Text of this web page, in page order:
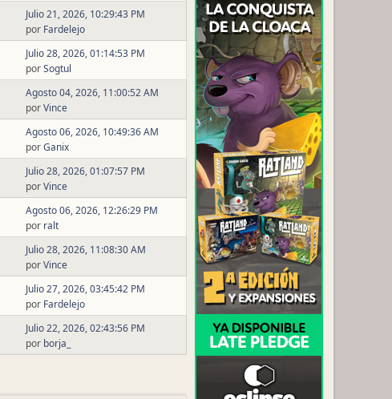
Julio 21, 2026, 10:29:43 PM
por Fardelejo
Julio 28, 2026, 01:14:53 PM
porSogtul
Agosto 04, 2026, 11:00:52 AM
porVince
Agosto 06, 2026, 10:49:36 AM
porGanix
Julio 28, 2026, 01:07:57 PM
porVince
Agosto 06, 2026, 12:26:29 PM
por ralt
Julio 28, 2026, 11:08:30 AM
porVince
Julio 27, 2026, 03:45:42 PM
por Fardelejo
Julio 22, 2026, 02:43:56 PM
por borja_